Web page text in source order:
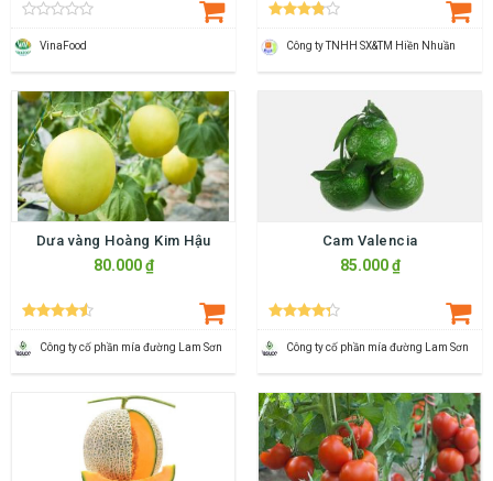
VinaFood Công ty TNHH SX&TM Hiền Nhuần
Dưa vàng Hoàng Kim Hậu
80.000 ₫
Công ty cố phần mía đường Lam Sơn
Cam Valencia
85.000 ₫
Công ty cố phần mía đường Lam Sơn